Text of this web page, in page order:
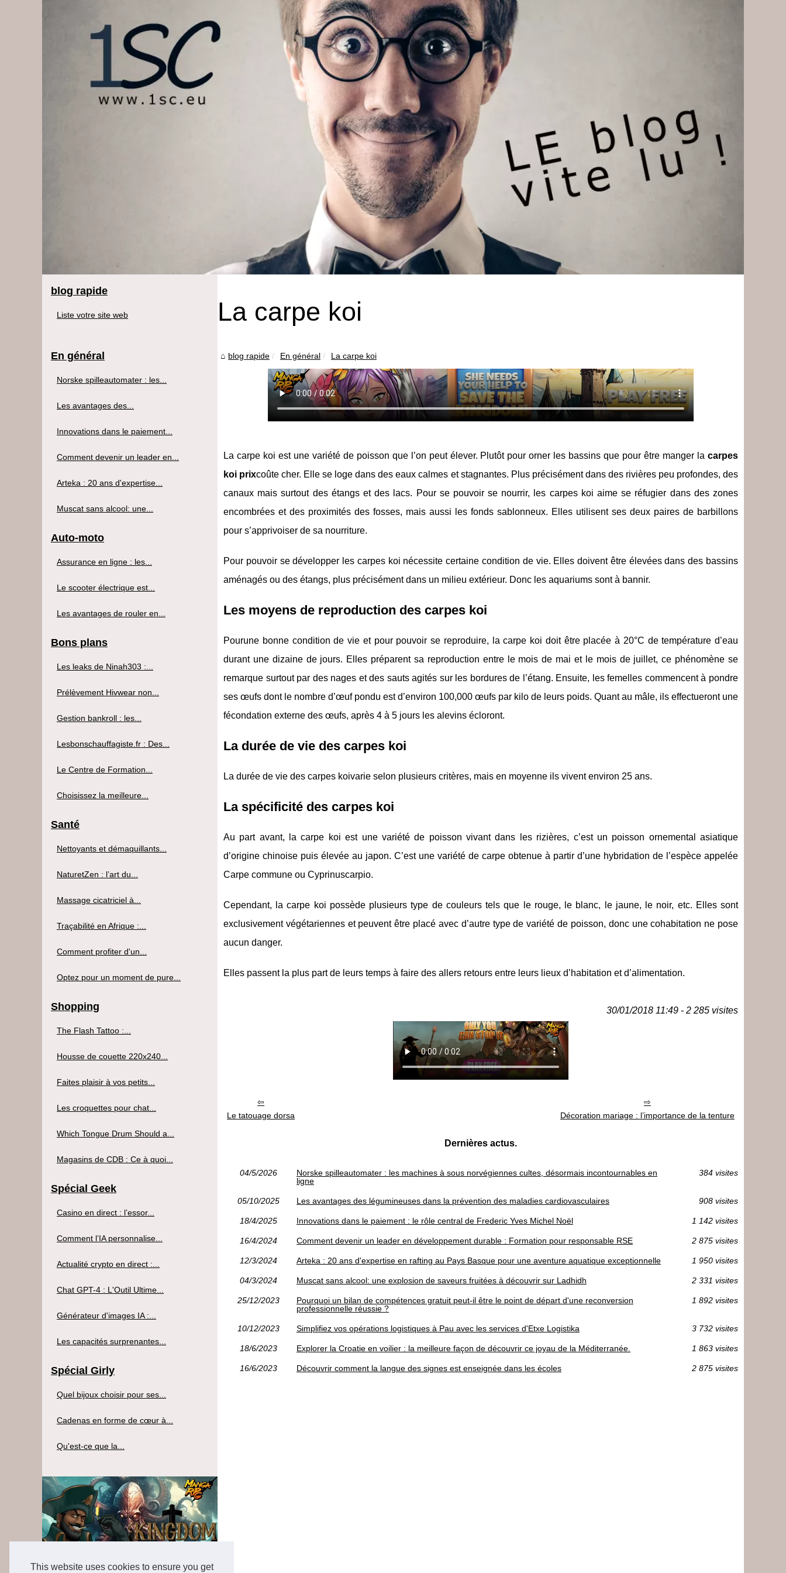
This website uses cookies to ensure you get
La carpe koi
blog rapide En général La carpe koi
La carpe koi est une variété de poisson que l’on peut élever. Plutôt pour orner les bassins que pour être manger la carpes
koi prixcoûte cher. Elle se loge dans des eaux calmes et stagnantes. Plus précisément dans des rivières peu profondes, des
canaux mais surtout des étangs et des lacs. Pour se pouvoir se nourrir, les carpes koi aime se réfugier dans des zones
encombrées et des proximités des fosses, mais aussi les fonds sablonneux. Elles utilisent ses deux paires de barbillons
pour s’apprivoiser de sa nourriture.
Pour pouvoir se développer les carpes koi nécessite certaine condition de vie. Elles doivent être élevées dans des bassins
aménagés ou des étangs, plus précisément dans un milieu extérieur. Donc les aquariums sont à bannir.
Les moyens de reproduction des carpes koi
Pourune bonne condition de vie et pour pouvoir se reproduire, la carpe koi doit être placée à 20°C de température d’eau
durant une dizaine de jours. Elles préparent sa reproduction entre le mois de mai et le mois de juillet, ce phénomène se
remarque surtout par des nages et des sauts agités sur les bordures de l’étang. Ensuite, les femelles commencent à pondre
ses œufs dont le nombre d’œuf pondu est d’environ 100,000 œufs par kilo de leurs poids. Quant au mâle, ils effectueront une
fécondation externe des œufs, après 4 à 5 jours les alevins écloront.
La durée de vie des carpes koi
La durée de vie des carpes koivarie selon plusieurs critères, mais en moyenne ils vivent environ 25 ans.
La spécificité des carpes koi
Au part avant, la carpe koi est une variété de poisson vivant dans les rizières, c’est un poisson ornemental asiatique
d’origine chinoise puis élevée au japon. C’est une variété de carpe obtenue à partir d’une hybridation de l’espèce appelée
Carpe commune ou Cyprinuscarpio.
Cependant, la carpe koi possède plusieurs type de couleurs tels que le rouge, le blanc, le jaune, le noir, etc. Elles sont
exclusivement végétariennes et peuvent être placé avec d’autre type de variété de poisson, donc une cohabitation ne pose
aucun danger.
Elles passent la plus part de leurs temps à faire des allers retours entre leurs lieux d’habitation et d’alimentation.
30/01/2018 11:49 - 2 285 visites
Le tatouage dorsa Décoration mariage : l’importance de la tenture
Dernières actus.
04/5/2026
Norske spilleautomater : les machines à sous norvégiennes cultes, désormais incontournables en
ligne
384 visites
05/10/2025 Les avantages des légumineuses dans la prévention des maladies cardiovasculaires 908 visites
18/4/2025 Innovations dans le paiement : le rôle central de Frederic Yves Michel Noël 1 142 visites
16/4/2024 Comment devenir un leader en développement durable : Formation pour responsable RSE 2 875 visites
12/3/2024 Arteka : 20 ans d'expertise en rafting au Pays Basque pour une aventure aquatique exceptionnelle 1 950 visites
04/3/2024 Muscat sans alcool: une explosion de saveurs fruitées à découvrir sur Ladhidh 2 331 visites
25/12/2023
Pourquoi un bilan de compétences gratuit peut-il être le point de départ d'une reconversion
professionnelle réussie ?
1 892 visites
10/12/2023 Simplifiez vos opérations logistiques à Pau avec les services d'Etxe Logistika 3 732 visites
18/6/2023 Explorer la Croatie en voilier : la meilleure façon de découvrir ce joyau de la Méditerranée. 1 863 visites
16/6/2023 Découvrir comment la langue des signes est enseignée dans les écoles 2 875 visites
blog rapide
Liste votre site web
En général
Norske spilleautomater : les...
Les avantages des...
Innovations dans le paiement...
Comment devenir un leader en...
Arteka : 20 ans d'expertise...
Muscat sans alcool: une...
Auto-moto
Assurance en ligne : les...
Le scooter électrique est...
Les avantages de rouler en...
Bons plans
Les leaks de Ninah303 :...
Prélèvement Hivwear non...
Gestion bankroll : les...
Lesbonschauffagiste.fr : Des...
Le Centre de Formation...
Choisissez la meilleure...
Santé
Nettoyants et démaquillants...
NaturetZen : l’art du...
Massage cicatriciel à...
Traçabilité en Afrique :...
Comment profiter d'un...
Optez pour un moment de pure...
Shopping
The Flash Tattoo :...
Housse de couette 220x240...
Faites plaisir à vos petits...
Les croquettes pour chat...
Which Tongue Drum Should a...
Magasins de CDB : Ce à quoi...
Spécial Geek
Casino en direct : l’essor...
Comment l’IA personnalise...
Actualité crypto en direct :...
Chat GPT-4 : L'Outil Ultime...
Générateur d'images IA :...
Les capacités surprenantes...
Spécial Girly
Quel bijoux choisir pour ses...
Cadenas en forme de cœur à...
Qu'est-ce que la...